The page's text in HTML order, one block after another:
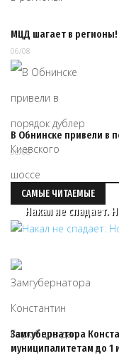
МЦД шагает в регионы!
06/08
В Обнинске привели в
06/08
САМЫЕ ЧИТАЕМЫЕ
Накал не спадает.
Замгубернатора
муниципалитетам до 1